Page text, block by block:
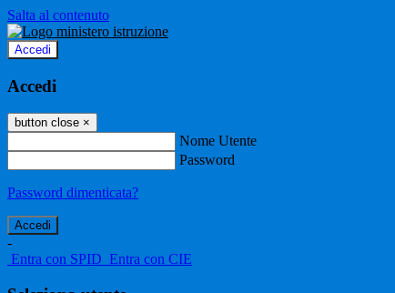
Salta al contenuto
Accedi
Accedi
button close ×
Nome Utente
Password
Password dimenticata?
-
Entra con SPID Entra con CIE